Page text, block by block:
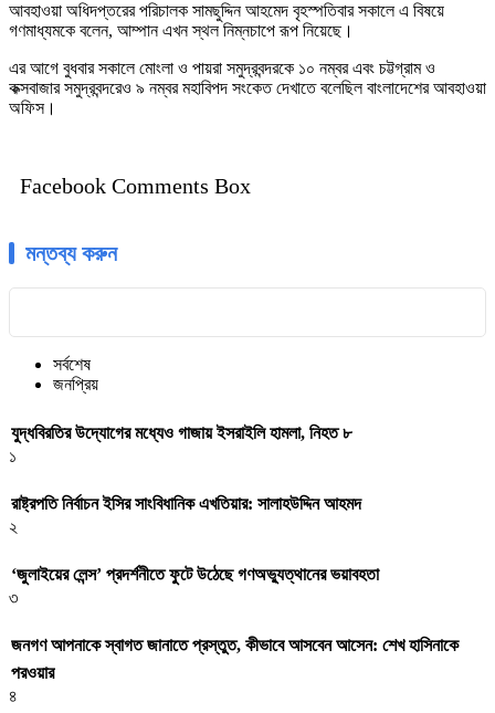
আবহাওয়া অধিদপ্তরের পরিচালক সামছুদ্দিন আহমেদ বৃহস্পতিবার সকালে এ বিষয়ে
গণমাধ্যমকে বলেন, আম্পান এখন স্থল নিম্নচাপে রূপ নিয়েছে।
এর আগে বুধবার সকালে মোংলা ও পায়রা সমুদ্রবন্দরকে ১০ নম্বর এবং চট্টগ্রাম ও
কক্সবাজার সমুদ্রবন্দরেও ৯ নম্বর মহাবিপদ সংকেত দেখাতে বলেছিল বাংলাদেশের আবহাওয়া
অফিস।
Facebook Comments Box
মন্তব্য করুন
সর্বশেষ
জনপ্রিয়
যুদ্ধবিরতির উদ্যোগের মধ্যেও গাজায় ইসরাইলি হামলা, নিহত ৮
১
রাষ্ট্রপতি নির্বাচন ইসির সাংবিধানিক এখতিয়ার: সালাহউদ্দিন আহমদ
২
‘জুলাইয়ের লেন্স’ প্রদর্শনীতে ফুটে উঠেছে গণঅভ্যুত্থানের ভয়াবহতা
৩
জনগণ আপনাকে স্বাগত জানাতে প্রস্তুত, কীভাবে আসবেন আসেন: শেখ হাসিনাকে
পরওয়ার
৪